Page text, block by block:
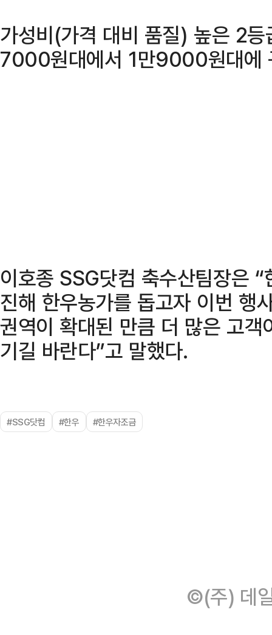
가성비(가격 대비 품질) 높은 2등
7000원대에서 1만9000원대에
이호종 SSG닷컴 축수산팀장은
진해 한우농가를 돕고자 이번 행
권역이 확대된 만큼 더 많은 고
기길 바란다”고 말했다.
#SSG닷컴 #한우 #한우자조금
©(주) 데